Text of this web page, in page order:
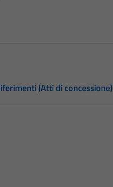
(Atti di concessione)